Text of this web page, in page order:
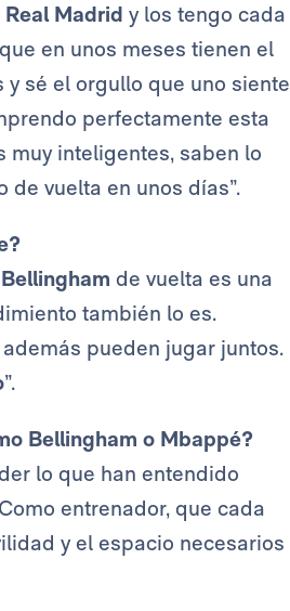
Real Madrid y los tengo cada
en unos meses tienen el
sé el orgullo que uno siente
perfectamente esta
muy inteligentes, saben lo
vuelta en unos días”.
Bellingham de vuelta es una
también lo es.
pueden jugar juntos.
”.
Bellingham o Mbappé?
lo que han entendido
entrenador, que cada
y el espacio necesarios